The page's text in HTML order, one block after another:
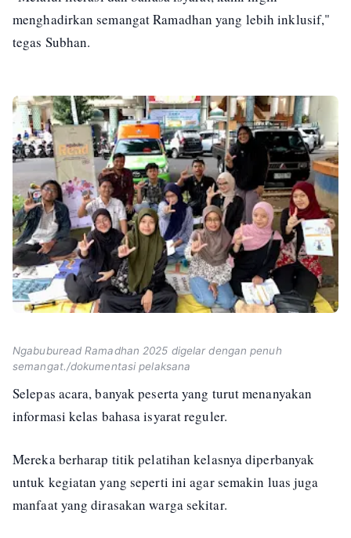
menghadirkan semangat Ramadhan yang lebih inklusif,"
tegas Subhan.
Ngabuburead Ramadhan 2025 digelar dengan penuh
semangat./dokumentasi pelaksana
Selepas acara, banyak peserta yang turut menanyakan
informasi kelas bahasa isyarat reguler.
Mereka berharap titik pelatihan kelasnya diperbanyak
untuk kegiatan yang seperti ini agar semakin luas juga
manfaat yang dirasakan warga sekitar.